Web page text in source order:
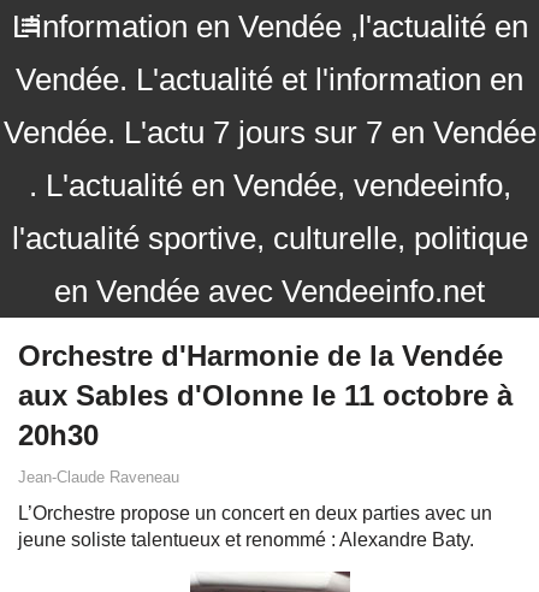
L'information en Vendée ,l'actualité en
Vendée. L'actualité et l'information en
Vendée. L'actu 7 jours sur 7 en Vendée
. L'actualité en Vendée, vendeeinfo,
l'actualité sportive, culturelle, politique
en Vendée avec Vendeeinfo.net
Orchestre d'Harmonie de la Vendée
aux Sables d'Olonne le 11 octobre à
20h30
Jean-Claude Raveneau
L’Orchestre propose un concert en deux parties avec un
jeune soliste talentueux et renommé : Alexandre Baty.